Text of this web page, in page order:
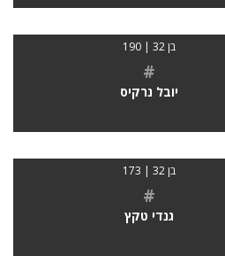
בן 32 | 190
#
יובל נרקיס
בן 32 | 173
#
גנדי טקץ